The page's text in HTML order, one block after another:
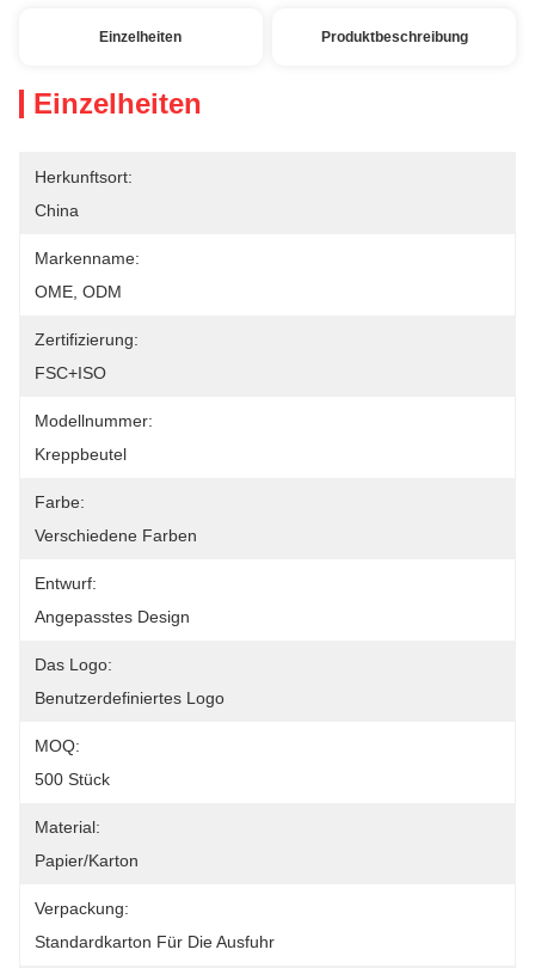
Einzelheiten Produktbeschreibung
Einzelheiten
Herkunftsort:
China
Markenname:
OME, ODM
Zertifizierung:
FSC+ISO
Modellnummer:
Kreppbeutel
Farbe:
Verschiedene Farben
Entwurf:
Angepasstes Design
Das Logo:
Benutzerdefiniertes Logo
MOQ:
500 Stück
Material:
Papier/Karton
Verpackung:
Standardkarton Für Die Ausfuhr